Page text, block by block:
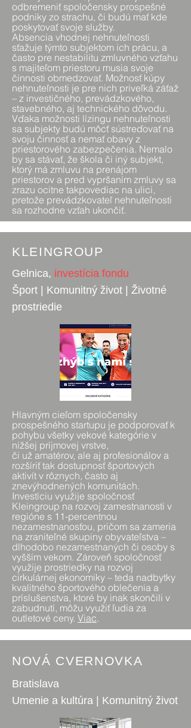
odbremeniť spoločensky prospešné
podniky zo strachu, či budú mať kde
poskytovať svoje služby.
Absencia vhodnej nehnuteľnosti
sťažuje týmto subjektom ich prácu, a
často pre nestabilitu zmluvného vzťahu
s majiteľom priestoru musia svoje
činnosti obmedzovať. Možnosť kúpy
nehnuteľnosti je pre nich priveľká záťaž
– z investičného, prevádzkového,
stavebného, aj technického dôvodu.
Vďaka možnosti lízingu nehnuteľnosti
sa subjekty budú môcť sústreďovať na
svoju činnosť a nemať obavy z
priestorového zabezpečenia. Nemalo
by sa stávať, že škola či iný subjekt,
ktorý má zmluvu na prenájom
priestorov a pred vypršaním zmluvy sa
zrazu ocitne takpovediac na ulici,
pretože prevádzkovateľ nehnuteľnosti
sa rozhodne vzťah ukončiť.
KLEINGROUP
Gelnica, investícia fondu
Šport | Komunitný život
| Životné
prostriedie
Hlavným cieľom spoločensky
prospešného startupu je podporovať k
pohybu všetky vekové kategórie v
nižšej príjmovej vrstve,
či už amatérov, ale aj profesionálov a
rozšíriť tak dostupnosť športových
aktivít v rôznych, často aj
znevýhodnených komunitách.
Investíciu využije spoločnosť
Kleingroup na rozvoj zamestnanosti v
regióne s 11-percentnou
nezamestnanosťou, pričom sa zameria
na zraniteľné skupiny obyvateľstva –
dlhodobo nezamestnaných či osoby s
vyšším vekom. Zároveň spoločnosť
využije prostriedky na rozvoj
cirkulárnej ekonomiky – teda nadbytky
kvalitného športového oblečenia a
príslušenstva, ktoré by inak skončili v
zabudnutí, môžu využiť ľudia za
outletové ceny. Viac.
NOVÁ CVERNOVKA
Bratislava
Umenie a kultúra | Komunitný život